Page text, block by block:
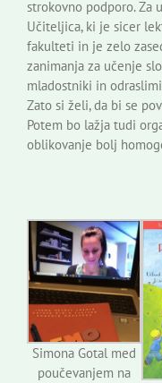
strokovno podporo. Za
Učiteljica, ki je sicer
fakulteti in je zelo
zanimanja za učenje
mladostniki in
Zato si želi, da bi se
Potem bo lažja tudi
oblikovanje bolj
Simona Gotal med
poučevanjem na